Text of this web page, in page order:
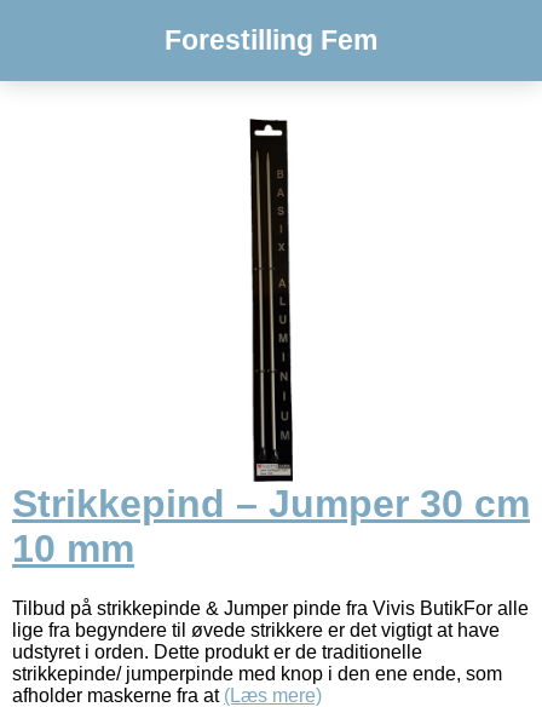
Forestilling Fem
Strikkepind – Jumper 30 cm
10 mm
Tilbud på strikkepinde & Jumper pinde fra Vivis ButikFor alle
lige fra begyndere til øvede strikkere er det vigtigt at have
udstyret i orden. Dette produkt er de traditionelle
strikkepinde/ jumperpinde med knop i den ene ende, som
afholder maskerne fra at (Læs mere)